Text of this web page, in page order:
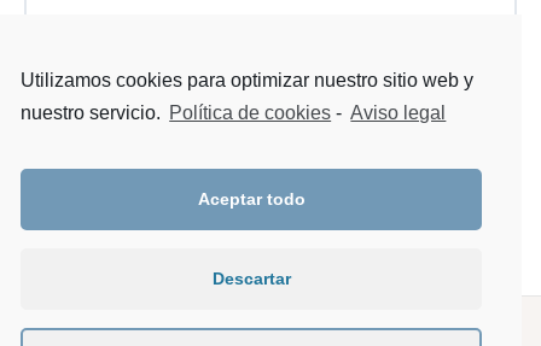
Encuentro con Saúl Pérez (18/10/2022)
Encuentro con Tania Carrasco (24/10/2022)
Copyright © 2025 Essentia · Todos los derechos reservados.
Utilizamos cookies para optimizar nuestro sitio web y
nuestro servicio. Política de cookies - Aviso legal
Aceptar todo
Descartar